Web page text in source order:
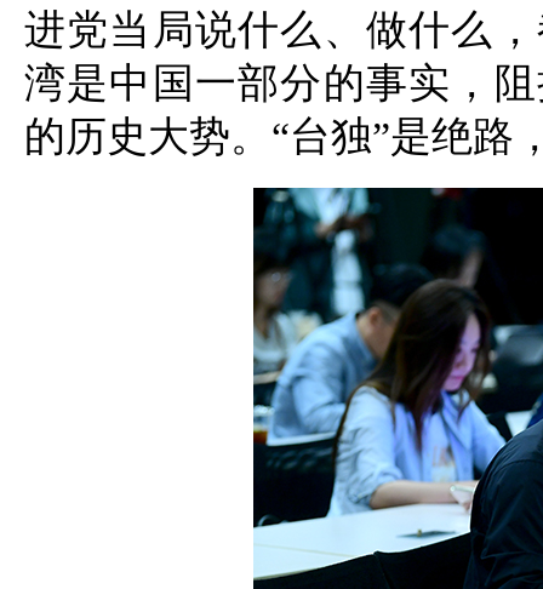
进党当局说什么、做什么
湾是中国一部分的事实，
的历史大势。“台独”是绝路